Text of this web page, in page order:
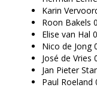
Karin
Roon Bakels
Elise van Hal
Nico de Jong
José de Vries
Jan Pieter
Paul Roeland